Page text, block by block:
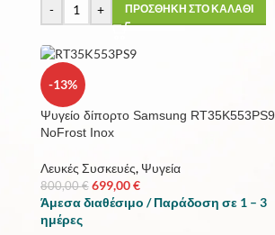
- + ΠΡΟΣΘΗΚΗ ΣΤΟ ΚΑΛΑΘΙ
-13%
Ψυγείο δίπορτο Samsung RT35K553PS9
NoFrost Inox
Λευκές Συσκευές, Ψυγεία
800,00€ 699,00€
Άμεσα διαθέσιμο / Παράδοση σε 1 – 3
ημέρες